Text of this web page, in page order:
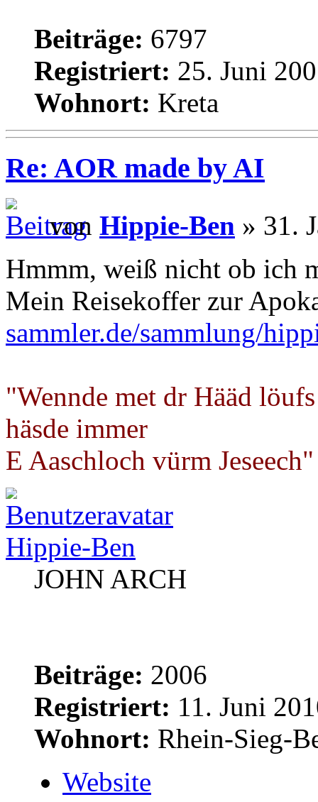
Beiträge: 6797
Registriert: 25. Juni
Wohnort: Kreta
Re: AOR made by AI
von Hippie-Ben » 31.
Hmmm, weiß nicht ob ich
Mein Reisekoffer zur
sammler.de/sammlung/
"Wennde met dr Hääd löufs
häsde immer
E Aaschloch vürm Jeseech"
Hippie-Ben
JOHN ARCH
Beiträge: 2006
Registriert: 11. Juni
Wohnort: Rhein-Sieg-
Website